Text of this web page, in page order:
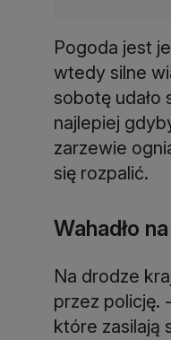
Pogoda jest
wtedy silne
sobotę udało
najlepiej
zarzewie
się rozpalić.
Wahadło
Na drodze
przez policję.
które zasilają